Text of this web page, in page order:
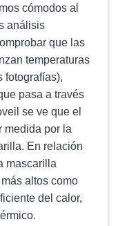
cómodos al
análisis
que las
temperaturas
fotografías),
pasa a través
se ve que el
medida por la
En relación
mascarilla
altos como
del calor,